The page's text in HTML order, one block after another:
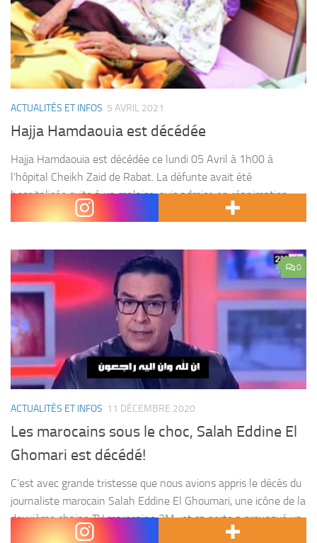
ACTUALITÉS ET INFOS 5 AVRIL 2021
Hajja Hamdaouia est décédée
Hajja Hamdaouia est décédée ce lundi 05 Avril à 1h00 à
l’hôpital Cheikh Zaid de Rabat. La défunte avait été
hospitalisée suite à un malaise, puis admise en réanimation
après que son état de...
0
ACTUALITÉS ET INFOS 11 DÉCEMBRE 2020
Les marocains sous le choc, Salah Eddine El
Ghomari est décédé!
C’est avec grande tristesse que nous avions appris le décès du
journaliste marocain Salah Eddine El Ghoumari, une icône de la
deuxième chaine TV marocaine 2M , et sa perte a provoqué un